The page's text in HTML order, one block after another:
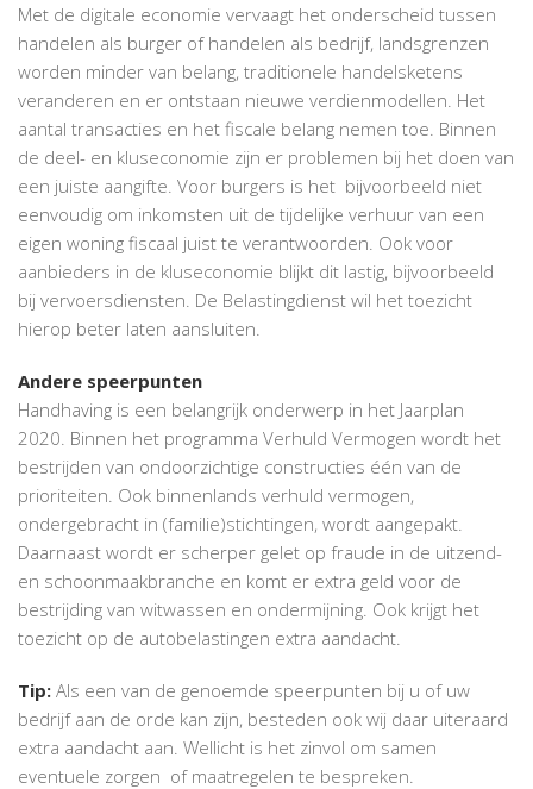
Met de digitale economie vervaagt het onderscheid tussen
handelen als burger of handelen als bedrijf, landsgrenzen
worden minder van belang, traditionele handelsketens
veranderen en er ontstaan nieuwe verdienmodellen. Het
aantal transacties en het fiscale belang nemen toe. Binnen
de deel- en kluseconomie zijn er problemen bij het doen van
een juiste aangifte. Voor burgers is het bijvoorbeeld niet
eenvoudig om inkomsten uit de tijdelijke verhuur van een
eigen woning fiscaal juist te verantwoorden. Ook voor
aanbieders in de kluseconomie blijkt dit lastig, bijvoorbeeld
bij vervoersdiensten. De Belastingdienst wil het toezicht
hierop beter laten aansluiten.
Andere speerpunten
Handhaving is een belangrijk onderwerp in het Jaarplan
2020. Binnen het programma Verhuld Vermogen wordt het
bestrijden van ondoorzichtige constructies één van de
prioriteiten. Ook binnenlands verhuld vermogen,
ondergebracht in (familie)stichtingen, wordt aangepakt.
Daarnaast wordt er scherper gelet op fraude in de uitzend-
en schoonmaakbranche en komt er extra geld voor de
bestrijding van witwassen en ondermijning. Ook krijgt het
toezicht op de autobelastingen extra aandacht.
Tip: Als een van de genoemde speerpunten bij u of uw
bedrijf aan de orde kan zijn, besteden ook wij daar uiteraard
extra aandacht aan. Wellicht is het zinvol om samen
eventuele zorgen of maatregelen te bespreken.